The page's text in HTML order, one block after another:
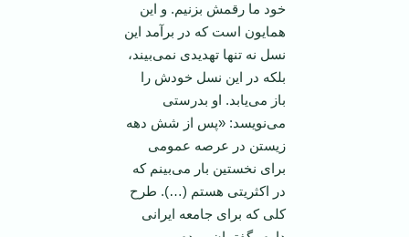
خود ما رقمش بزنیم. و این
همایون است که در برآمد این
نسل نه تنها تهدیدی نمی‌بیند،
بلکه در این نسل خودش را
باز می‌یابد. او بدرستی
می‌نویسد: «پس از شش دهه
زیستن در عرصه عمومی
‌برای نخستین بار می‌بینم که
در اکثریتی هستم (…). طرح
کلی که برای جامعه ایرانی